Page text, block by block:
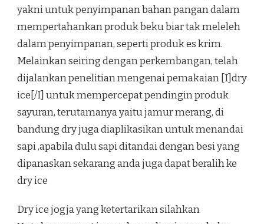
yakni untuk penyimpanan bahan pangan dalam
mempertahankan produk beku biar tak meleleh
dalam penyimpanan, seperti produk es krim.
Melainkan seiring dengan perkembangan, telah
dijalankan penelitian mengenai pemakaian [I]dry
ice[/I] untuk mempercepat pendingin produk
sayuran, terutamanya yaitu jamur merang, di
bandung dry juga diaplikasikan untuk menandai
sapi ,apabila dulu sapi ditandai dengan besi yang
dipanaskan sekarang anda juga dapat beralih ke
dry ice
Dry ice jogja yang ketertarikan silahkan